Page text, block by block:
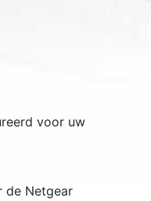
voor uw
de Netgear